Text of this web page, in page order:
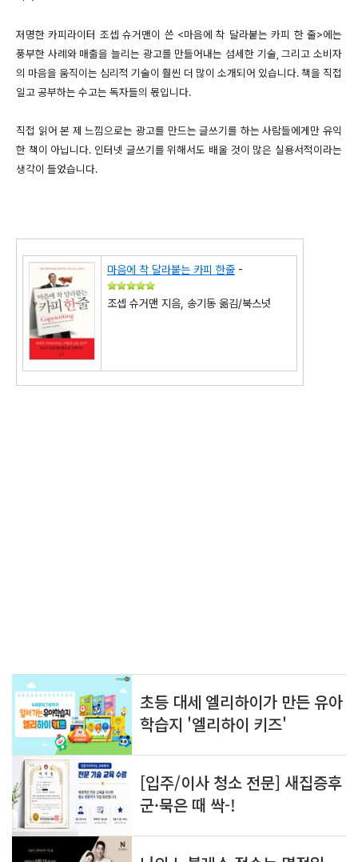
저명한 카피라이터 조셉 슈거맨이 쓴 <마음에 착 달라붙는 카피 한 줄>에는
풍부한 사례와 매출을 늘리는 광고를 만들어내는 섬세한 기술, 그리고 소비자
의 마음을 움직이는 심리적 기술이 훨씬 더 많이 소개되어 있습니다. 책을 직접
일고 공부하는 수고는 독자들의 몫입니다.
직접 읽어 본 제 느낌으로는 광고를 만드는 글쓰기를 하는 사람들에게만 유익
한 책이 아닙니다. 인터넷 글쓰기를 위해서도 배울 것이 많은 실용서적이라는
생각이 들었습니다.
마음에 착 달라붙는 카피 한줄 -
조셉 슈거맨 지음, 송기동 옮김/북스넛